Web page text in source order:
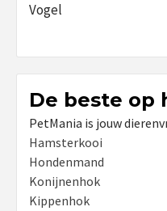
Vogel
De beste op
PetMania is jouw
Hamsterkooi
Hondenmand
Konijnenhok
Kippenhok